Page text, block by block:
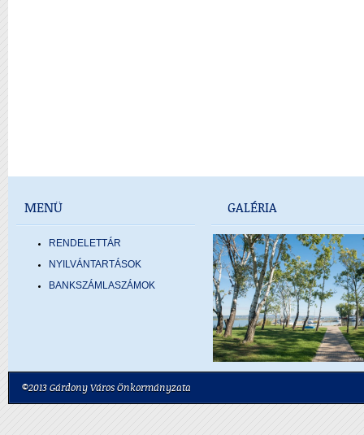
MENÜ
RENDELETTÁR
NYILVÁNTARTÁSOK
BANKSZÁMLASZÁMOK
GALÉRIA
©2013 Gárdony Város Önkormányzata